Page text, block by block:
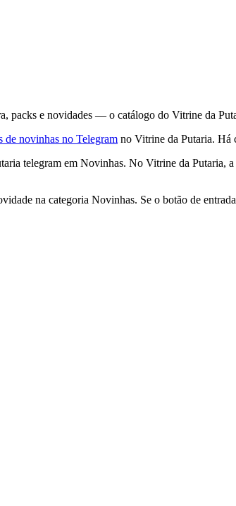
packs e novidades — o catálogo do Vitrine da
de novinhas no Telegram no Vitrine da Putaria. Há
telegram em Novinhas. No Vitrine da
na categoria Novinhas. Se o botão de